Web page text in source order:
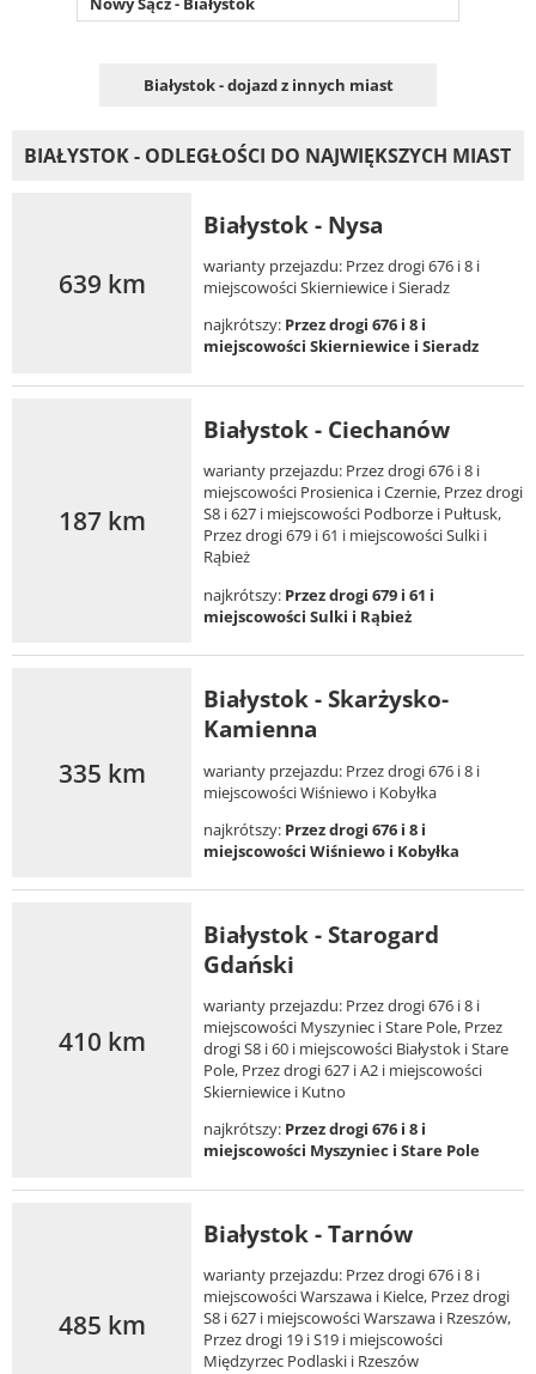
Białystok - dojazd z innych miast
BIAŁYSTOK - ODLEGŁOŚCI DO NAJWIĘKSZYCH MIAST
639 km
Białystok - Nysa
warianty przejazdu: Przez drogi 676 i 8 i
miejscowości Skierniewice i Sieradz
najkrótszy: Przez drogi 676 i 8 i
miejscowości Skierniewice i Sieradz
187 km
Białystok - Ciechanów
warianty przejazdu: Przez drogi 676 i 8 i
miejscowości Prosienica i Czernie, Przez drogi
S8 i 627 i miejscowości Podborze i Pułtusk,
Przez drogi 679 i 61 i miejscowości Sulki i
Rąbież
najkrótszy: Przez drogi 679 i 61 i
miejscowości Sulki i Rąbież
335 km
Białystok - Skarżysko-
Kamienna
warianty przejazdu: Przez drogi 676 i 8 i
miejscowości Wiśniewo i Kobyłka
najkrótszy: Przez drogi 676 i 8 i
miejscowości Wiśniewo i Kobyłka
410 km
Białystok - Starogard
Gdański
warianty przejazdu: Przez drogi 676 i 8 i
miejscowości Myszyniec i Stare Pole, Przez
drogi S8 i 60 i miejscowości Białystok i Stare
Pole, Przez drogi 627 i A2 i miejscowości
Skierniewice i Kutno
najkrótszy: Przez drogi 676 i 8 i
miejscowości Myszyniec i Stare Pole
485 km
Białystok - Tarnów
warianty przejazdu: Przez drogi 676 i 8 i
miejscowości Warszawa i Kielce, Przez drogi
S8 i 627 i miejscowości Warszawa i Rzeszów,
Przez drogi 19 i S19 i miejscowości
Międzyrzec Podlaski i Rzeszów